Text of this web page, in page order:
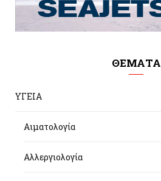
ΘΕΜΑΤΑ
ΥΓΕΙΑ
Αιματολογία
Αλλεργιολογία